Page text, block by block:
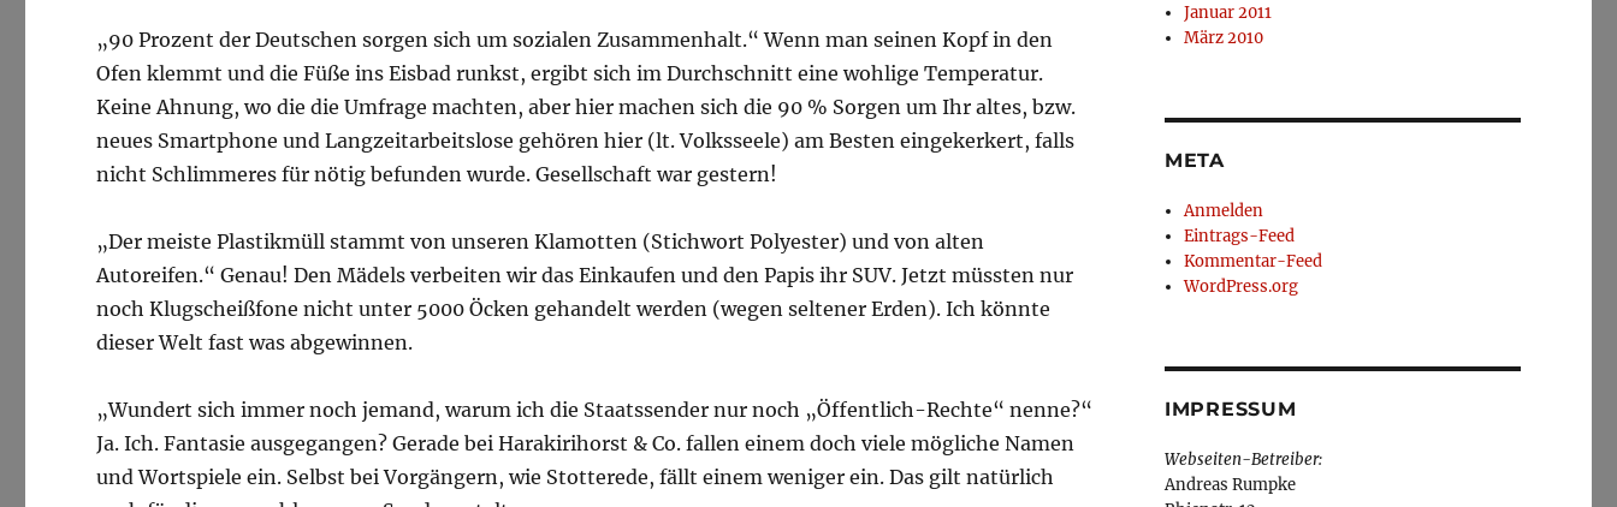
„90 Prozent der Deutschen sorgen sich um sozialen Zusammenhalt.“ Wenn man seinen Kopf in den
Ofen klemmt und die Füße ins Eisbad runkst, ergibt sich im Durchschnitt eine wohlige Temperatur.
Keine Ahnung, wo die die Umfrage machten, aber hier machen sich die 90 % Sorgen um Ihr altes, bzw.
neues Smartphone und Langzeitarbeitslose gehören hier (lt. Volksseele) am Besten eingekerkert, falls
nicht Schlimmeres für nötig befunden wurde. Gesellschaft war gestern!
„Der meiste Plastikmüll stammt von unseren Klamotten (Stichwort Polyester) und von alten
Autoreifen.“ Genau! Den Mädels verbeiten wir das Einkaufen und den Papis ihr SUV. Jetzt müssten nur
noch Klugscheißfone nicht unter 5000 Öcken gehandelt werden (wegen seltener Erden). Ich könnte
dieser Welt fast was abgewinnen.
„Wundert sich immer noch jemand, warum ich die Staatssender nur noch „Öffentlich-Rechte“ nenne?“
Ja. Ich. Fantasie ausgegangen? Gerade bei Harakirihorst & Co. fallen einem doch viele mögliche Namen
und Wortspiele ein. Selbst bei Vorgängern, wie Stotterede, fällt einem weniger ein. Das gilt natürlich
Januar 2011
März 2010
META
Anmelden
Eintrags-Feed
Kommentar-Feed
WordPress.org
IMPRESSUM
Webseiten-Betreiber:
Andreas Rumpke